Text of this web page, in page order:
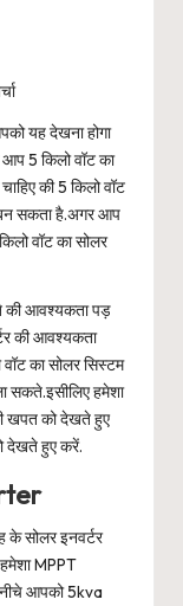
यह देखना होगा
5 किलो वॉट का
की 5 किलो वॉट
बन सकता है.अगर आप
वॉट का सोलर
की आवश्यकता पड़
की आवश्यकता
का सोलर सिस्टम
सकते.इसीलिए हमेशा
खपत को देखते हुए
देखते हुए करें.
के सोलर इनवर्टर
MPPT
आपको 5kva